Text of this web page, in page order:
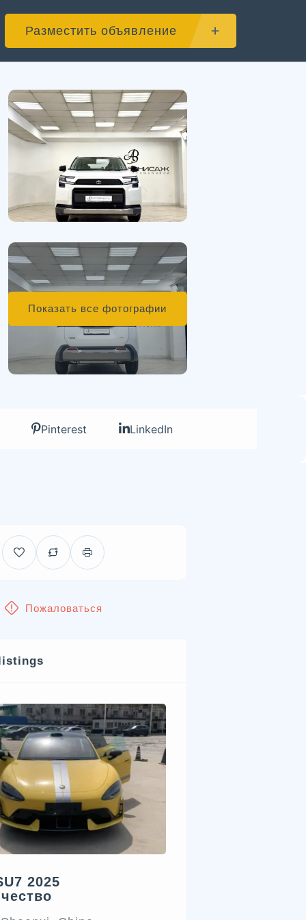
Разместить объявление
Показать все фотографии
Pinterest LinkedIn
Пожаловаться
2025